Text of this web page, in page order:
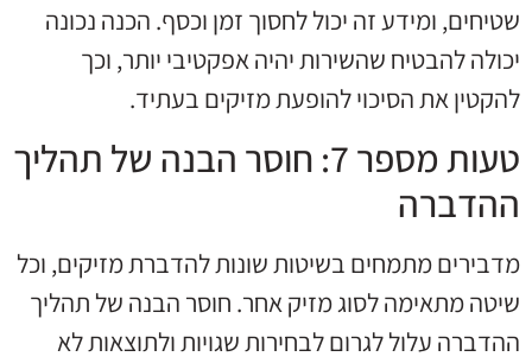
שטיחים, ומידע זה יכול לחסוך זמן וכסף. הכנה נכונה
יכולה להבטיח שהשירות יהיה אפקטיבי יותר, וכך
להקטין את הסיכוי להופעת מזיקים בעתיד.
טעות מספר 7: חוסר הבנה של תהליך
ההדברה
מדבירים מתמחים בשיטות שונות להדברת מזיקים, וכל
שיטה מתאימה לסוג מזיק אחר. חוסר הבנה של תהליך
ההדברה עלול לגרום לבחירות שגויות ולתוצאות לא